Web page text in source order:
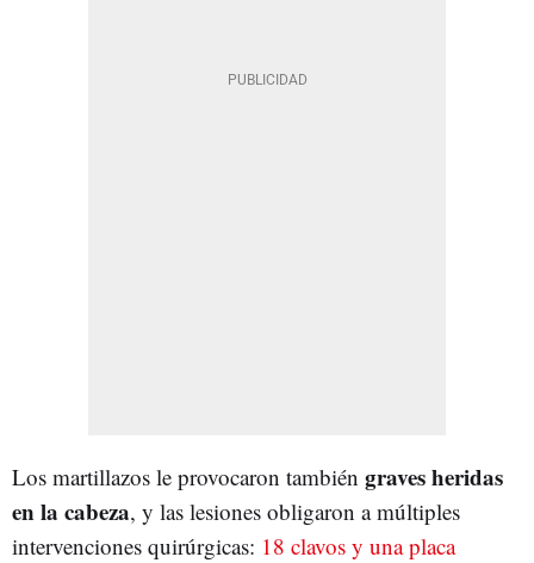
Los martillazos le provocaron también graves heridas
en la cabeza, y las lesiones obligaron a múltiples
intervenciones quirúrgicas: 18 clavos y una placa